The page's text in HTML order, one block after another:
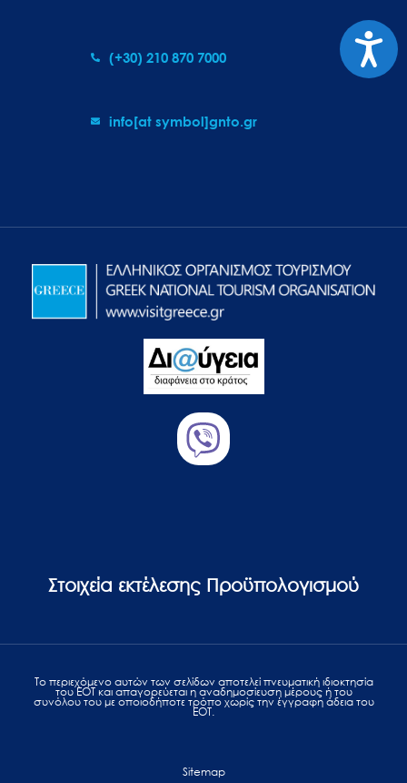
(+30) 210 870 7000
info[at symbol]gnto.gr
Στοιχεία εκτέλεσης Προϋπολογισμού
Το περιεχόμενο αυτών των σελίδων αποτελεί πvευματική ιδιοκτησία
του ΕΟΤ και απαγορεύεται η αναδημοσίευση μέρους ή του
συνόλου του με οποιοδήποτε τρόπο χωρίς την έγγραφη άδεια του
ΕΟΤ.
Sitemap